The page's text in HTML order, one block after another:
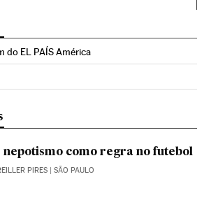
do EL PAÍS América
en Twitter
Brasil en Instagram
País Brasil en Facebook
nepotismo como regra no futebol
PIRES | SÃO PAULO